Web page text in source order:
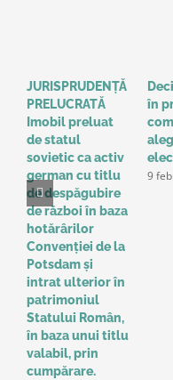
JURISPRUDENȚĂ
PRELUCRATĂ
Imobil preluat
de statul
sovietic ca activ
german cu titlu
de despăgubire
de război în baza
hotărârilor
Convenţiei de la
Potsdam și
intrat ulterior în
patrimoniul
Statului Român,
în baza unui titlu
valabil, prin
cumpărare.
în
9